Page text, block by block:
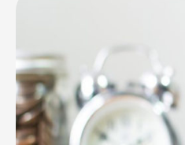
тэтгэврийг 50 мянган
Тогтоолыг 2020 оны 01
дагаж мөрдөхөөр
тэтгэвэр тогтоолгосон
мянга нь Нийгмийн …